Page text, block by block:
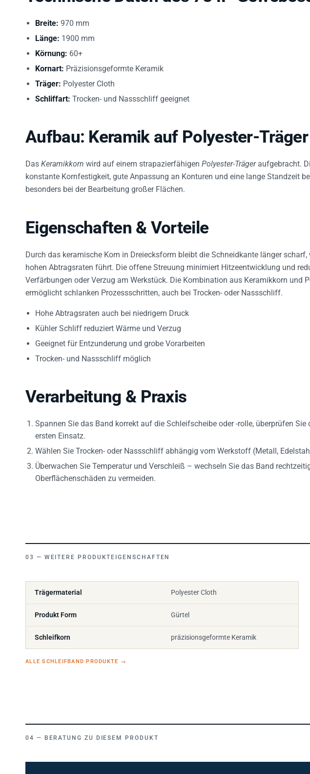
Breite: 970 mm
Länge: 1900 mm
Körnung: 60+
Kornart: Präzisionsgeformte Keramik
Träger: Polyester Cloth
Schliffart: Trocken- und Nassschliff geeignet
Aufbau: Keramik auf Polyester-Träger
Das Keramikkorn wird auf einem strapazierfähigen Polyester-Trägeraufgebracht.
konstante Kornfestigkeit, gute Anpassung an Konturen und eine lange Standzeit
besonders bei der Bearbeitung großer Flächen.
Eigenschaften & Vorteile
Durch das keramische Korn in Dreiecksform bleibt die Schneidkante länger
hohen Abtragsraten führt. Die offene Streuung minimiert Hitzeentwicklung und
Verfärbungen oder Verzug am Werkstück. Die Kombination aus Keramikkorn und
ermöglicht schlanken Prozessschritten, auch bei Trocken- oder Nassschliff.
Hohe Abtragsraten auch bei niedrigem Druck
Kühler Schliff reduziert Wärme und Verzug
Geeignet für Entzunderung und grobe Vorarbeiten
Trocken- und Nassschliff möglich
Verarbeitung & Praxis
Spannen Sie das Band korrekt auf die Schleifscheibe oder -rolle, überprüfen Sie
ersten Einsatz.
Wählen Sie Trocken- oder Nassschliff abhängig vom Werkstoff (Metall,
Überwachen Sie Temperatur und Verschleiß – wechseln Sie das Band
Oberflächenschäden zu vermeiden.
WEITERE PRODUKTEIGENSCHAFTEN
Trägermaterial Polyester Cloth
Produkt Form Gürtel
Schleifkorn präzisionsgeformte Keramik
ALLE SCHLEIFBAND PRODUKTE →
BERATUNG ZU DIESEM PRODUKT